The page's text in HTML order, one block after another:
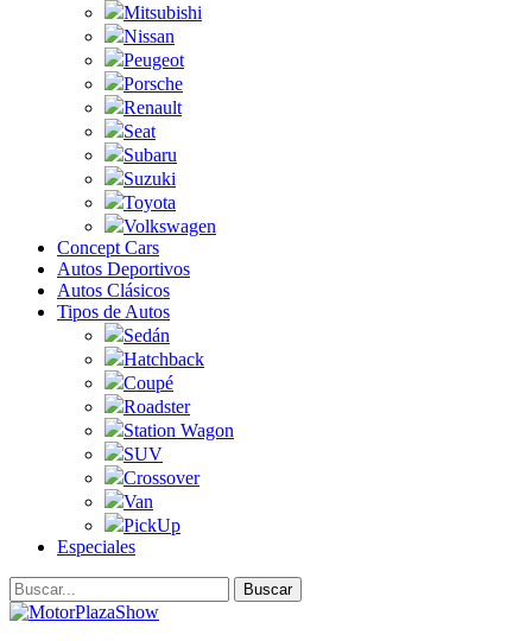
Mitsubishi
Nissan
Peugeot
Porsche
Renault
Seat
Subaru
Suzuki
Toyota
Volkswagen
Concept Cars
Autos Deportivos
Autos Clásicos
Tipos de Autos
Sedán
Hatchback
Coupé
Roadster
Station Wagon
SUV
Crossover
Van
PickUp
Especiales